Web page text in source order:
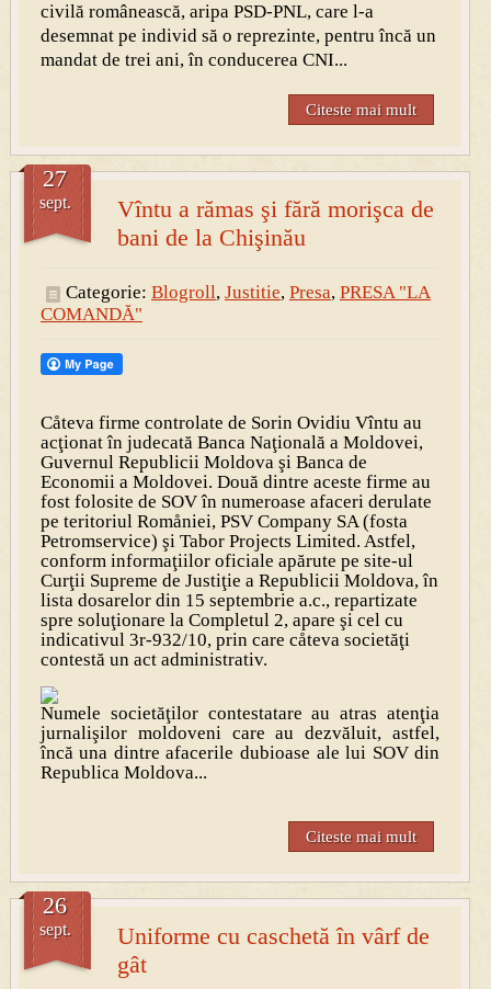
civilă românească, aripa PSD-PNL, care l-a
desemnat pe individ să o reprezinte, pentru încă un
mandat de trei ani, în conducerea CNI...
Citeste mai mult
Vîntu a rămas şi fără morişca de
bani de la Chişinău
27
sept.
Categorie: Blogroll, Justitie, Presa, PRESA "LA
COMANDĂ"
Cåteva firme controlate de Sorin Ovidiu Vîntu au
acţionat în judecată Banca Naţională a Moldovei,
Guvernul Republicii Moldova şi Banca de
Economii a Moldovei. Două dintre aceste firme au
fost folosite de SOV în numeroase afaceri derulate
pe teritoriul Romåniei, PSV Company SA (fosta
Petromservice) şi Tabor Projects Limited. Astfel,
conform informaţiilor oficiale apărute pe site-ul
Curţii Supreme de Justiţie a Republicii Moldova, în
lista dosarelor din 15 septembrie a.c., repartizate
spre soluţionare la Completul 2, apare şi cel cu
indicativul 3r-932/10, prin care cåteva societăţi
contestă un act administrativ.
Numele societăţilor contestatare au atras atenţia
jurnalişilor moldoveni care au dezvăluit, astfel,
încă una dintre afacerile dubioase ale lui SOV din
Republica Moldova...
Citeste mai mult
Uniforme cu caschetă în vârf de
gât
26
sept.